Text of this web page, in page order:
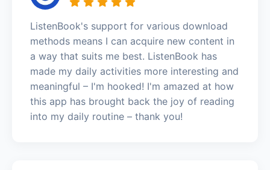
ListenBook's support for various download
methods means I can acquire new content in
a way that suits me best. ListenBook has
made my daily activities more interesting and
meaningful – I'm hooked! I'm amazed at how
this app has brought back the joy of reading
into my daily routine – thank you!